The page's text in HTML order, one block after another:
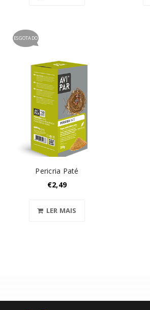
ESGOTADO
Pericria Paté
€2,49
LER MAIS